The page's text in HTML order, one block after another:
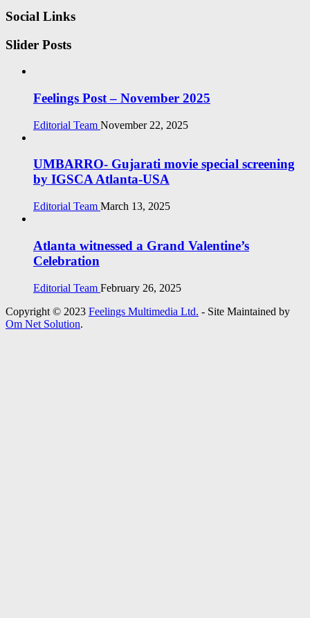
Social Links
Slider Posts
Feelings Post – November 2025
Editorial Team November 22, 2025
UMBARRO- Gujarati movie special screening
by IGSCA Atlanta-USA
Editorial Team March 13, 2025
Atlanta witnessed a Grand Valentine’s
Celebration
Editorial Team February 26, 2025
Copyright © 2023 Feelings Multimedia Ltd. - Site Maintained by
Om Net Solution.